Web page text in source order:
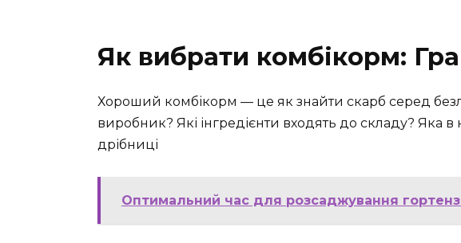
Як вибрати комбікорм: Гра
Хороший комбікорм — це як знайти скарб серед
виробник? Які інгредієнти входять до складу? Яка
дрібниці
Оптимальний час для розсаджування